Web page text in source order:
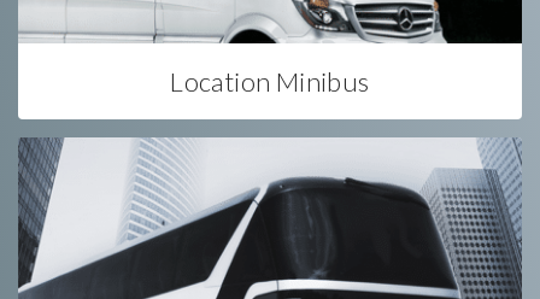
Location Minibus